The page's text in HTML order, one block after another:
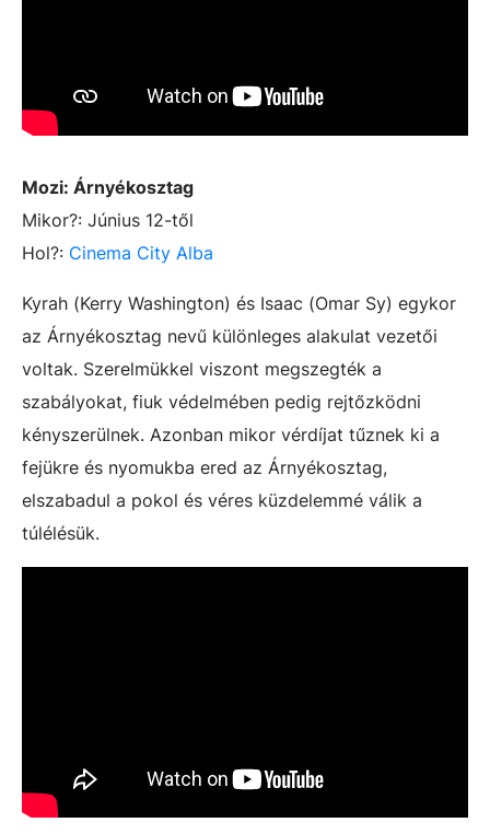
Mozi: Árnyékosztag
Mikor?: Június 12-től
Hol?: Cinema City Alba
Kyrah (Kerry Washington) és Isaac (Omar Sy) egykor
az Árnyékosztag nevű különleges alakulat vezetői
voltak. Szerelmükkel viszont megszegték a
szabályokat, fiuk védelmében pedig rejtőzködni
kényszerülnek. Azonban mikor vérdíjat tűznek ki a
fejükre és nyomukba ered az Árnyékosztag,
elszabadul a pokol és véres küzdelemmé válik a
túlélésük.